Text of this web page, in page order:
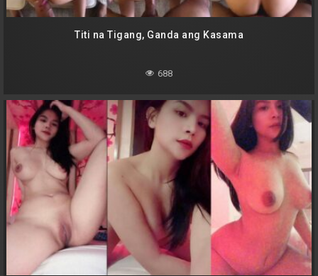
Titi na Tigang, Ganda ang Kasama
688